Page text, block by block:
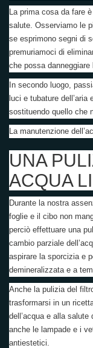
La prima cosa da fare
salute. Osserviamo le
se esprimono segni di
premuriamoci di
che possa danneggiare
In secondo luogo,
luci e tubature dell’aria
sostituendo quello che
La manutenzione
UNA
ACQUA
Durante la nostra
foglie e il cibo non
perciò effettuare una
cambio parziale
aspirare la sporcizia e
demineralizzata e a
Anche la pulizia del
trasformarsi in un
dell’acqua e alla
anche le lampade e i
antiestetici.